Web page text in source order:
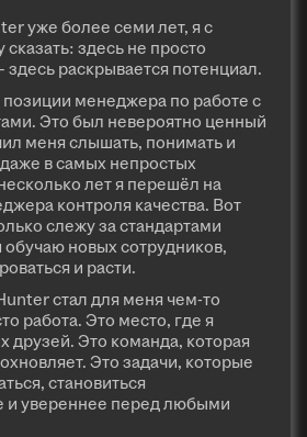
уже более семи лет, я с
здесь не просто
здесь раскрывается потенциал.
позиции менеджера по работе с
Это был невероятно ценный
меня слышать, понимать и
в самых непростых
лет я перешёл на
контроля качества. Вот
слежу за стандартами
новых сотрудников,
и расти.
стал для меня чем-то
работа. Это место, где я
друзей. Это команда, которая
Это задачи, которые
становиться
и увереннее перед любыми